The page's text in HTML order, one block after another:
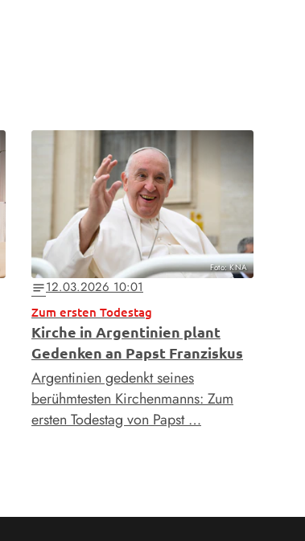
Foto: KNA
notes12.03.2026 10:01
Zum ersten Todestag
Kirche in Argentinien plant
Gedenken an Papst Franziskus
Argentinien gedenkt seines
berühmtesten Kirchenmanns: Zum
ersten Todestag von Papst …